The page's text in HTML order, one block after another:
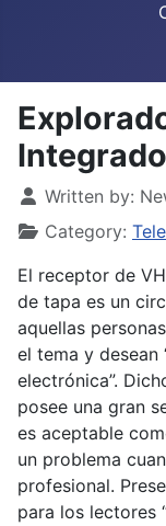
Details
Written by:
Category:
El receptor de
de tapa es un
aquellas
el tema y desean
electrónica”.
posee una gran
es aceptable
un problema
profesional.
para los lectores